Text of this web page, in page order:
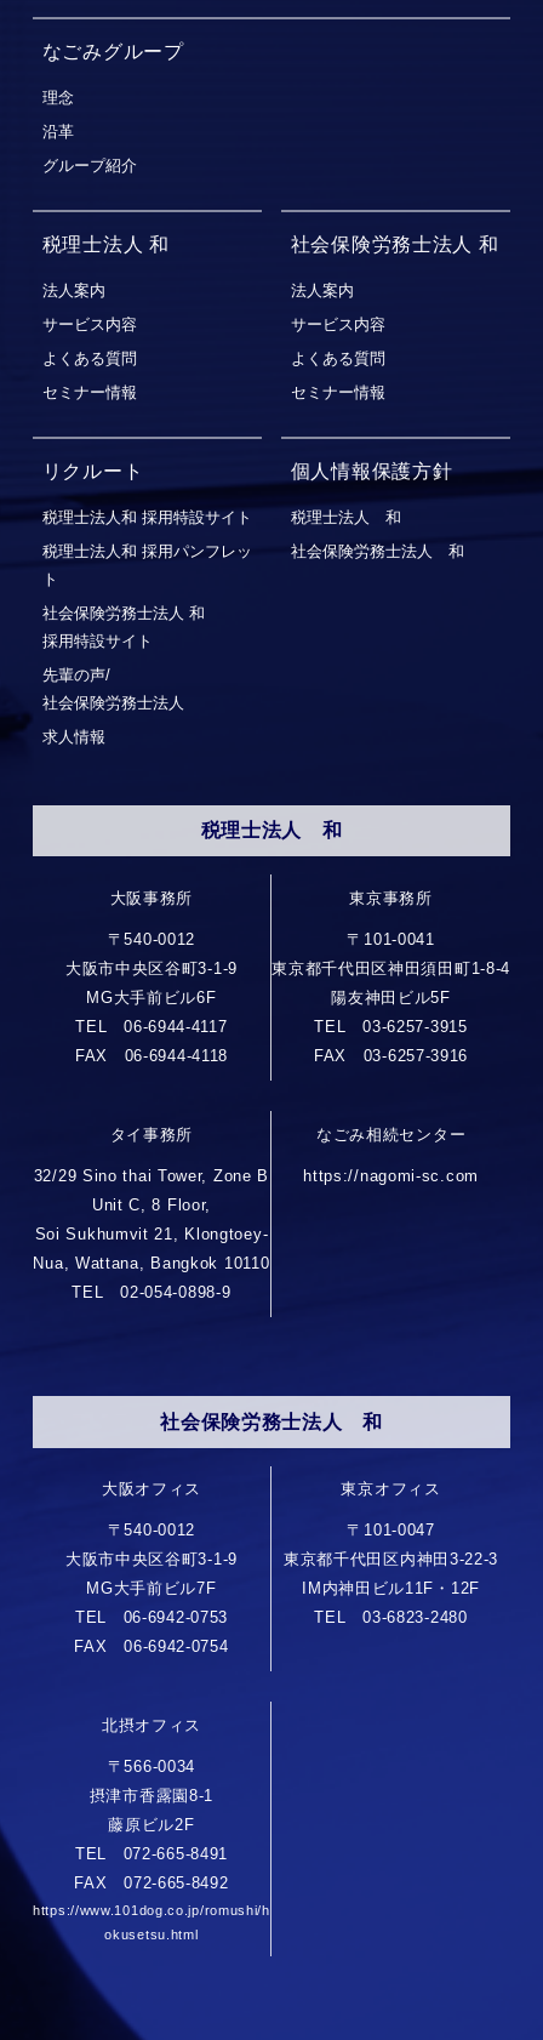
なごみグループ
理念
沿革
グループ紹介
税理士法人 和
法人案内
サービス内容
よくある質問
セミナー情報
社会保険労務士法人 和
法人案内
サービス内容
よくある質問
セミナー情報
リクルート
税理士法人和 採用特設サイト
税理士法人和 採用パンフレッ
ト
社会保険労務⼠法⼈ 和
採⽤特設サイト
先輩の声/
社会保険労務士法人
求人情報
個人情報保護方針
税理士法人 和
社会保険労務士法人 和
税理士法人 和
大阪事務所
〒540-0012
大阪市中央区谷町3-1-9
MG大手前ビル6F
TEL 06-6944-4117
FAX 06-6944-4118
東京事務所
〒101-0041
東京都千代田区神田須田町1-8-4
陽友神田ビル5F
TEL 03-6257-3915
FAX 03-6257-3916
タイ事務所
32/29 Sino thai Tower, Zone B
Unit C, 8 Floor,
Soi Sukhumvit 21, Klongtoey-
Nua, Wattana, Bangkok 10110
TEL 02-054-0898-9
なごみ相続センター
https://nagomi-sc.com
社会保険労務士法人 和
大阪オフィス
〒540-0012
大阪市中央区谷町3-1-9
MG大手前ビル7F
TEL 06-6942-0753
FAX 06-6942-0754
東京オフィス
〒101-0047
東京都千代田区内神田3-22-3
IM内神田ビル11F・12F
TEL 03-6823-2480
北摂オフィス
〒566-0034
摂津市香露園8-1
藤原ビル2F
TEL 072-665-8491
FAX 072-665-8492
https://www.101dog.co.jp/romushi/h
okusetsu.html